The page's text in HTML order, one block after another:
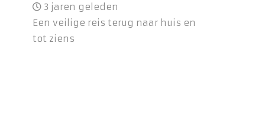
3 jaren geleden
Een veilige reis terug naar huis en
tot ziens